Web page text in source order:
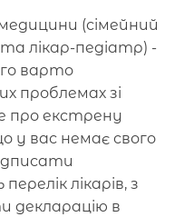
(сімейний
лікар-педіатр) -
варто
проблемах зі
про екстрену
у вас немає свого
лікарів, з
декларацію в